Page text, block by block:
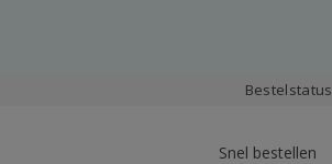
Bestelstatus
Snel bestellen